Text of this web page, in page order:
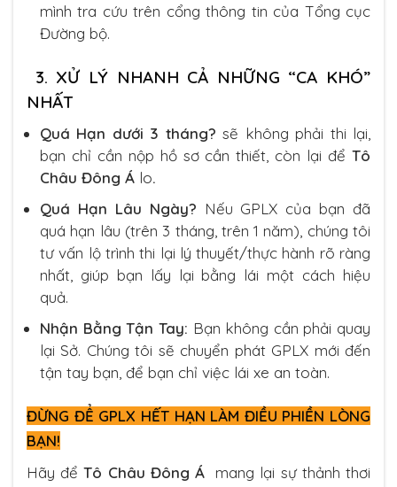
mình tra cứu trên cổng thông tin của Tổng cục
Đường bộ.
3. XỬ LÝ NHANH CẢ NHỮNG “CA KHÓ”
NHẤT
Quá Hạn dưới 3 tháng?sẽ không phải thi lại,
bạn chỉ cần nộp hồ sơ cần thiết, còn lại để Tô
Châu Đông Á lo.
Quá Hạn Lâu Ngày? Nếu GPLX của bạn đã
quá hạn lâu (trên 3 tháng, trên 1 năm), chúng tôi
tư vấn lộ trình thi lại lý thuyết/thực hành rõ ràng
nhất, giúp bạn lấy lại bằng lái một cách hiệu
quả.
Nhận Bằng Tận Tay: Bạn không cần phải quay
lại Sở. Chúng tôi sẽ chuyển phát GPLX mới đến
tận tay bạn, để bạn chỉ việc lái xe an toàn.
ĐỪNG ĐỂ GPLX HẾT HẠN LÀM ĐIỀU PHIỀN LÒNG
BẠN!
Hãy đểTô Châu Đông Ámang lại sự thảnh thơi